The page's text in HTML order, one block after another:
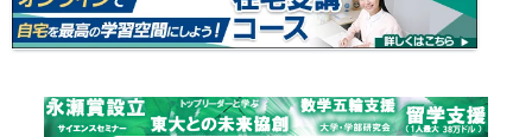
東進の実力講師陣
導を今すぐ体験!!